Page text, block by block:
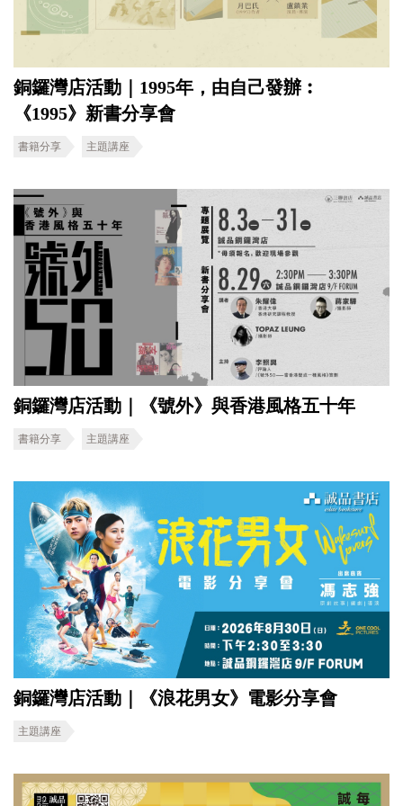
銅鑼灣店活動｜1995年，由自己發辦︰
《1995》新書分享會
書籍分享 主題講座
銅鑼灣店活動｜《號外》與香港風格五十年
書籍分享 主題講座
銅鑼灣店活動｜《浪花男女》電影分享會
主題講座